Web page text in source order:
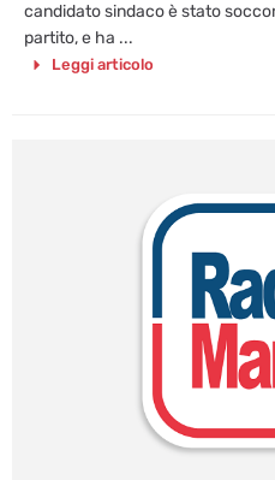
candidato sindaco è stato
partito, e ha ...
Leggi articolo